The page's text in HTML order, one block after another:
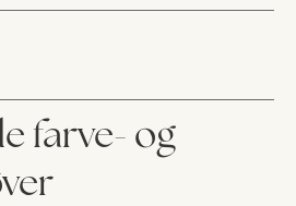
farve- og